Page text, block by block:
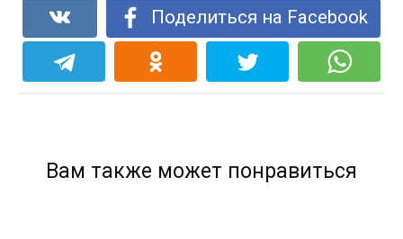
Поделиться на Facebook
Вам также может понравиться